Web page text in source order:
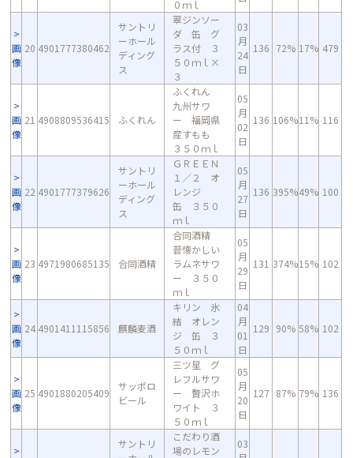
０ｍｌ
画
像
20 4901777380462
サントリ
ーホール
ディング
ス
翠ジンソー
ダ 缶 グ
ラス付 ３
５０ｍｌ×
３
03
月
24
日
136 72% 17% 479
画
像
21 4908809536415 ふくれん
ふくれん
九州サワ
ー 福岡県
産すもも
３５０ｍｌ
05
月
02
日
136 106%11% 116
画
像
22 4901777379626
サントリ
ーホール
ディング
ス
ＧＲＥＥＮ
１／２ オ
レンジ
缶 ３５０
ｍｌ
05
月
27
日
136 395%49% 100
画
像
23 4971980685135 合同酒精
合同酒精
昔懐かしい
ラムネサワ
ー ３５０
ｍｌ
05
月
29
日
131 374%15% 102
画
像
24 4901411115856 麒麟麦酒
キリン 氷
結 オレン
ジ 缶 ３
５０ｍｌ
04
月
01
日
129 90% 58% 102
画
像
25 4901880205409
サッポロ
ビール
三ツ星 グ
レフルサワ
ー 贅沢ホ
ワイト ３
５０ｍｌ
05
月
20
日
127 87% 79% 136
サントリ
こだわり酒
場のレモン
03